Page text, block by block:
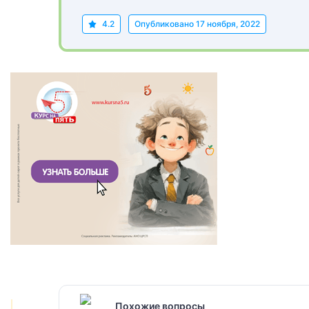
4.2 Опубликовано 17 ноября, 2022
Похожие вопросы